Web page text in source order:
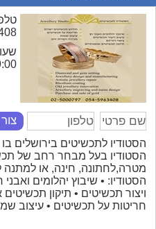
הסטודיו לתכשיטים בירושלים בו
הסטודיו בעל מבחר רחב של
מטרה,לחתונה, חינה, או למתנה
הסטודיו: • שיבוץ יהלומים
ויצור תכשיטים • תיקון תכשיטים
חריטות על תכשיטים • עיצוב